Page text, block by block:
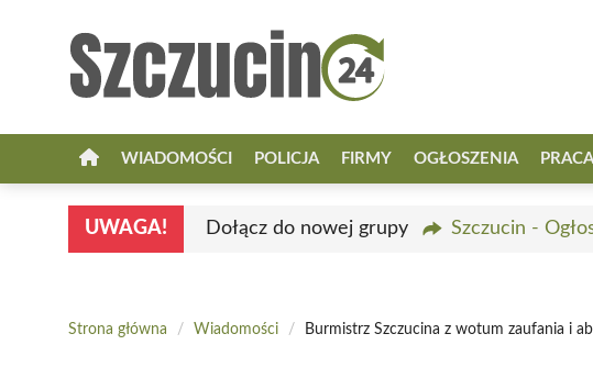
WIADOMOŚCI POLICJA FIRMY OGŁOSZENIA PRACA
UWAGA! Dołącz do nowej grupy Szczucin -
Strona główna / Wiadomości / Burmistrz Szczucina z wotum zaufania i